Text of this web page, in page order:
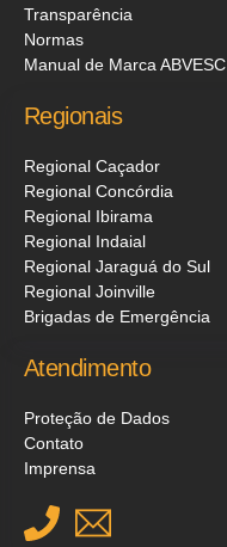
Transparência
Normas
Manual de Marca ABVESC
Regionais
Regional Caçador
Regional Concórdia
Regional Ibirama
Regional Indaial
Regional Jaraguá do Sul
Regional Joinville
Brigadas de Emergência
Atendimento
Proteção de Dados
Contato
Imprensa